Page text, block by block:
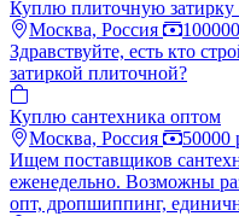
Куплю плиточную затирку
Москва, Россия
Здравствуйте, есть кто
затиркой плиточной?
Куплю сантехника оптом
Москва, Россия
50000
Ищем поставщиков
еженедельно. Возможны
опт, дропшиппинг,